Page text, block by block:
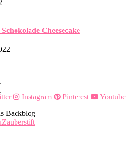
Cheesecake
Instagram Pinterest
Youtube
Backblog